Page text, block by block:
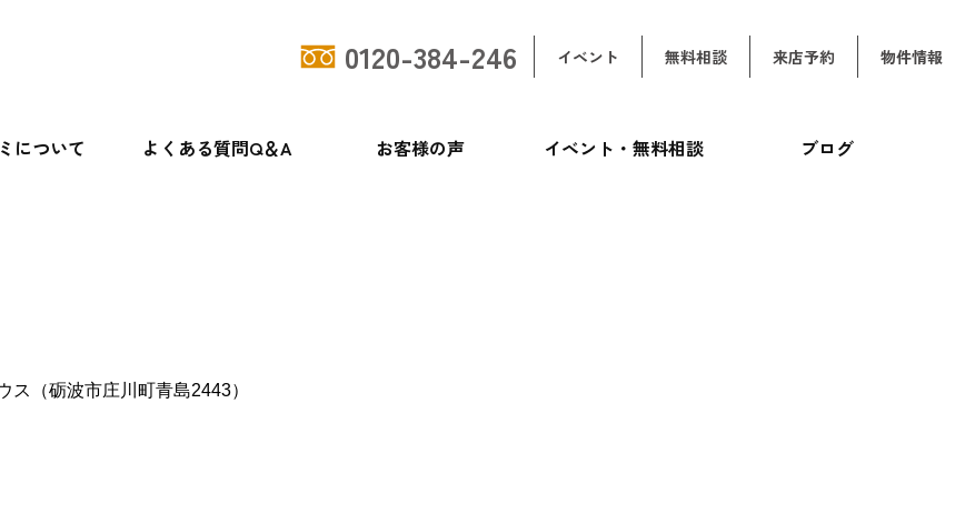
0120-384-246 イベント 無料相談 来店予約 物件情報
について よくある質問Q＆A お客様の声 イベント・無料相談 ブログ
ス（砺波市庄川町青島2443）